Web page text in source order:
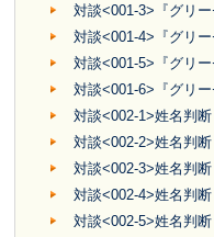
対談<001-3>『グリ
対談<001-4>『グリ
対談<001-5>『グリ
対談<001-6>『グリ
対談<002-1>姓名判
対談<002-2>姓名判
対談<002-3>姓名判
対談<002-4>姓名判
対談<002-5>姓名判